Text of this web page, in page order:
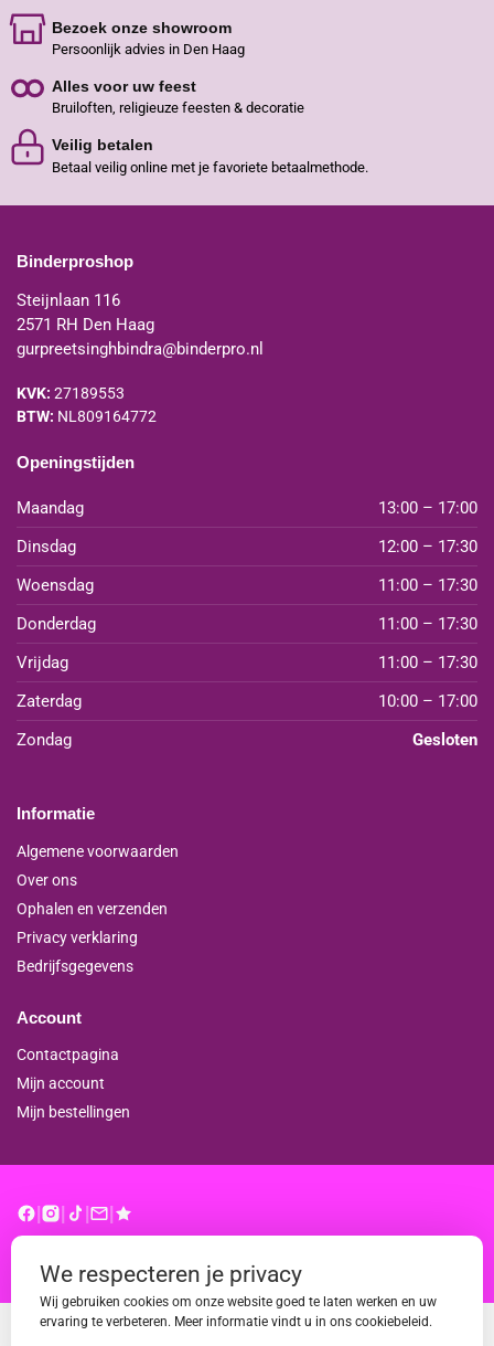
Bezoek onze showroom
Persoonlijk advies in Den Haag
Alles voor uw feest
Bruiloften, religieuze feesten & decoratie
Veilig betalen
Betaal veilig online met je favoriete betaalmethode.
Binderproshop
Steijnlaan 116
2571 RH Den Haag
gurpreetsinghbindra@binderpro.nl
KVK: 27189553
BTW: NL809164772
Openingstijden
Maandag
13:00 – 17:00
Dinsdag
12:00 – 17:30
Woensdag
11:00 – 17:30
Donderdag
11:00 – 17:30
Vrijdag
11:00 – 17:30
Zaterdag
10:00 – 17:00
Zondag
Gesloten
Informatie
Algemene voorwaarden
Over ons
Ophalen en verzenden
Privacy verklaring
Bedrijfsgegevens
Account
Contactpagina
Mijn account
Mijn bestellingen
We respecteren je privacy
Wij gebruiken cookies om onze website goed te laten werken en uw
ervaring te verbeteren. Meer informatie vindt u in ons cookiebeleid.